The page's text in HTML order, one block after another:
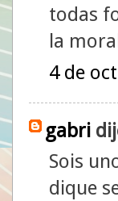
todas
la
4 de
gabri
Sois
dique